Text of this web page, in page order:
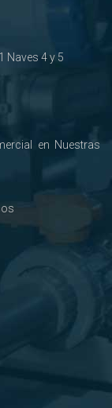
Naves 4 y 5
en Nuestras